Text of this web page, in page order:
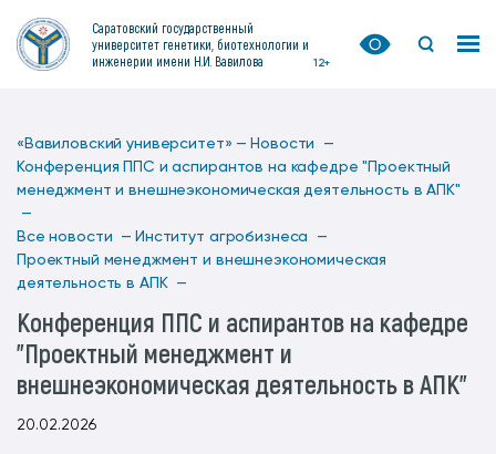
Саратовский государственный
университет генетики, биотехнологии и
инженерии имени Н.И. Вавилова
12+
«Вавиловский университет» — Новости —
Конференция ППС и аспирантов на кафедре "Проектный
менеджмент и внешнеэкономическая деятельность в АПК"
—
Все новости — Институт агробизнеса —
Проектный менеджмент и внешнеэкономическая
деятельность в АПК —
Конференция ППС и аспирантов на кафедре
"Проектный менеджмент и
внешнеэкономическая деятельность в АПК"
20.02.2026